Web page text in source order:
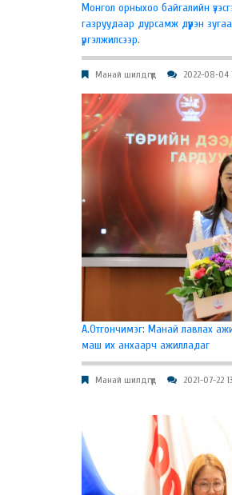
Монгол орныхоо байгалийн
газруудаар дурсамж дүүрэн
үргэлжилсээр.
Манай шилдгүүд 2022-08-04
А.Отгончимэг: Манай лавлах
маш их анхаарч ажилладаг
Манай шилдгүүд 2021-07-22